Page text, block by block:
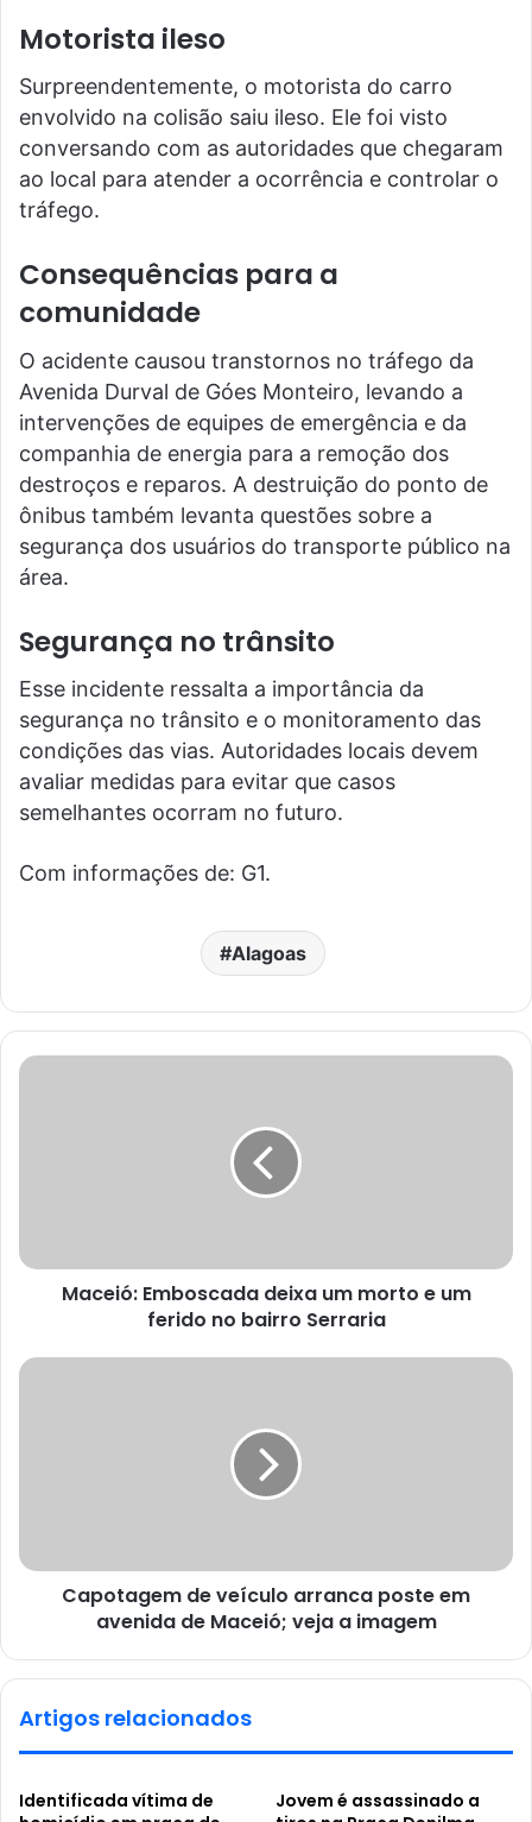
Motorista ileso
Surpreendentemente, o motorista do carro
envolvido na colisão saiu ileso. Ele foi visto
conversando com as autoridades que chegaram
ao local para atender a ocorrência e controlar o
tráfego.
Consequências para a
comunidade
O acidente causou transtornos no tráfego da
Avenida Durval de Góes Monteiro, levando a
intervenções de equipes de emergência e da
companhia de energia para a remoção dos
destroços e reparos. A destruição do ponto de
ônibus também levanta questões sobre a
segurança dos usuários do transporte público na
área.
Segurança no trânsito
Esse incidente ressalta a importância da
segurança no trânsito e o monitoramento das
condições das vias. Autoridades locais devem
avaliar medidas para evitar que casos
semelhantes ocorram no futuro.
Com informações de: G1.
Alagoas
Maceió: Emboscada deixa um morto e um
ferido no bairro Serraria
Capotagem de veículo arranca poste em
avenida de Maceió; veja a imagem
Artigos relacionados
Identificada vítima de
Jovem é assassinado a